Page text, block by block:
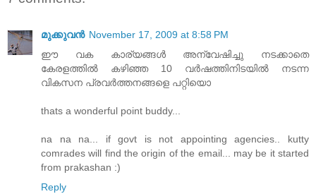
മുക്കുവന്‍ November 17, 2009 at 8:58 PM
ഈ വക കാര്യങ്ങള്‍ അന്വേഷിച്ചു നടക്കാതെ
കേരളത്തില്‍ കഴിഞ്ഞ 10 വര്‍ഷത്തിനിടയില്‍ നടന്ന
വികസന പ്രവര്‍ത്തനങ്ങളെ പറ്റിയൊ
thats a wonderful point buddy...
na na na... if govt is not appointing agencies.. kutty
comrades will find the origin of the email... may be it started
from prakashan :)
Reply